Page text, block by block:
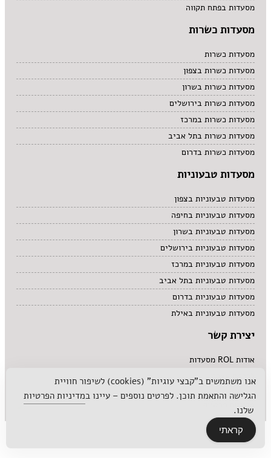
מסעדות בפתח תקווה
מסעדות כשרות
מסעדות כשרות
מסעדות כשרות בצפון
מסעדות כשרות בשרון
מסעדות כשרות בירושלים
מסעדות כשרות במרכז
מסעדות כשרות בתל אביב
מסעדות כשרות בדרום
מסעדות טבעוניות
מסעדות טבעוניות בצפון
מסעדות טבעוניות בחיפה
מסעדות טבעוניות בשרון
מסעדות טבעוניות בירושלים
מסעדות טבעוניות במרכז
מסעדות טבעוניות בתל אביב
מסעדות טבעוניות בדרום
מסעדות טבעוניות באילת
יצירת קשר
אודות ROL מסעדות
אנו משתמשים ב"קבצי עוגיות" (cookies) לשיפור חוויית
הגלישה והתאמת תוכן. לפרטים נוספים – עיינו במדיניות הפרטיות
שלנו.
קראתי